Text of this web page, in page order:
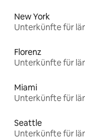
New York
Florenz
Miami
Seattle